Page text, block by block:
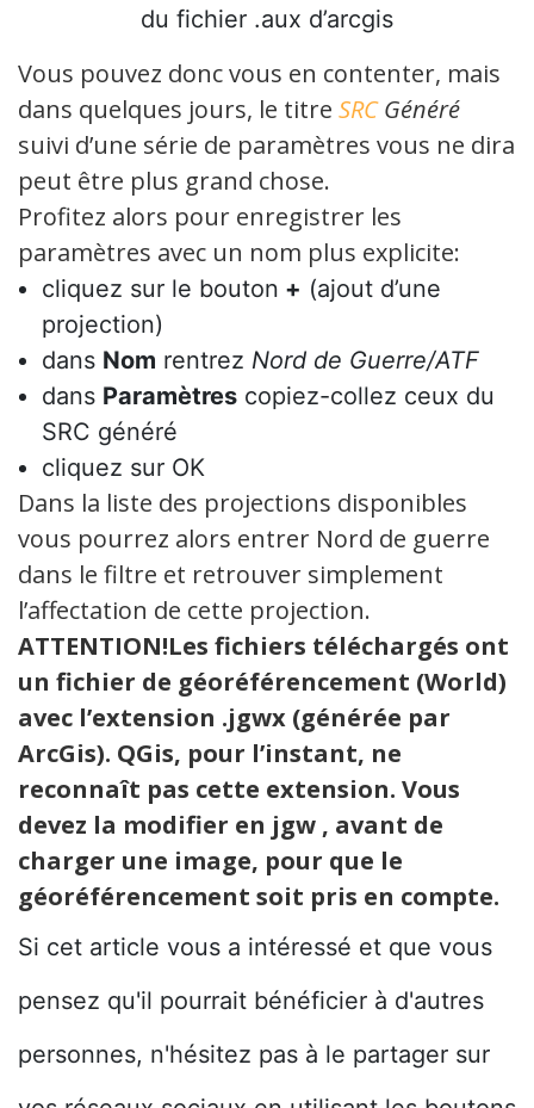
du fichier .aux d’arcgis
Vous pouvez donc vous en contenter, mais
dans quelques jours, le titre SRCGénéré
suivi d’une série de paramètres vous ne dira
peut être plus grand chose.
Profitez alors pour enregistrer les
paramètres avec un nom plus explicite:
cliquez sur le bouton + (ajout d’une
projection)
dans Nom rentrez Nord de Guerre/ATF
dans Paramètres copiez-collez ceux du
SRC généré
cliquez sur OK
Dans la liste des projections disponibles
vous pourrez alors entrer Nord de guerre
dans le filtre et retrouver simplement
l’affectation de cette projection.
ATTENTION!Les fichiers téléchargés ont
un fichier de géoréférencement (World)
avec l’extension .jgwx (générée par
ArcGis). QGis, pour l’instant, ne
reconnaît pas cette extension. Vous
devez la modifier en jgw , avant de
charger une image, pour que le
géoréférencement soit pris en compte.
Si cet article vous a intéressé et que vous
pensez qu'il pourrait bénéficier à d'autres
personnes, n'hésitez pas à le partager sur